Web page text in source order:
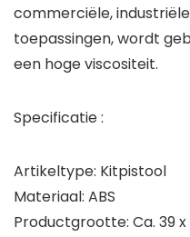
commerciële,
toepassingen, wordt
een hoge viscositeit.
Specificatie :
Artikeltype: Kitpistool
Materiaal: ABS
Productgrootte: Ca. 39 x